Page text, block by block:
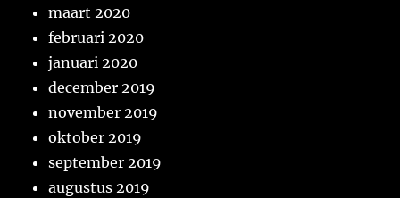
maart 2020
februari 2020
januari 2020
december 2019
november 2019
oktober 2019
september 2019
augustus 2019